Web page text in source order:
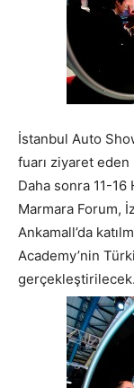
İstanbul Auto
fuarı ziyaret eden
Daha sonra 11-
Marmara Forum,
Ankamall’da
Academy’nin
gerçekleştirilecek.